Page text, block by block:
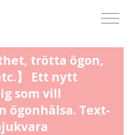
trötta ögon,
】 Ett nytt
som vill
ögonhälsa. Text-